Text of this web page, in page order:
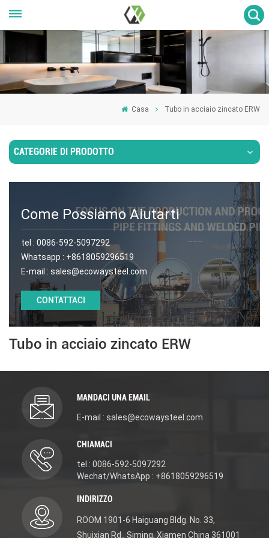
Casa Tubo in acciaio zincato ERW
CATEGORIE DI PRODOTTO
Come Possiamo Aiutarti
tel : 0086-592-5097292
Whatsapp : +8618059296519
E-mail : sales@ecowaysteel.com
CONTATTACI
Tubo in acciaio zincato ERW
MANDACI UNA EMAIL
E-mail : sales@ecowaysteel.com
CHIAMACI
tel : 0086-592-5097292
Wechat/WhatsApp : +8618059296519
INDIRIZZO
ROOM 1901-6 Haiguang Bldg. No. 33,
Shuixian Rd., Siming, Xiamen China 361001